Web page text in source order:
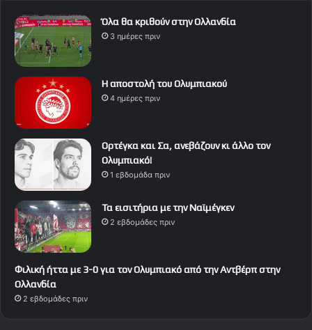
Όλα θα κριθούν στην Ολλανδία
3 ημέρες πριν
Η αποστολή του Ολυμπιακού
4 ημέρες πριν
Ορτέγκα και Σα, ανεβάζουν κι άλλο τον
Ολυμπιακό!
1 εβδομάδα πριν
Τα εισιτήρια με την Ναϊμέγκεν
2 εβδομάδες πριν
Φιλική ήττα με 3-0 για τον Ολυμπιακό από την Αντβέρπ στην
Ολλανδία
2 εβδομάδες πριν